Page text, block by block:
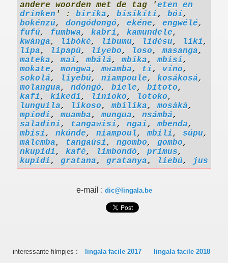
andere woorden met de tag 'eten en
drinken ' : biríka, bisikíti, bóí,
bokénzú, dongódongó, ekéne, engwélé,
fufú, fumbwa, kabri, kamundele,
kwánga, libóké, libumu, lidésu, liki,
lipa, lipapú, liyebo, loso,masanga,
mateka,maí,mbálá,mbika,mbisi,
mokate,mongwa,mwamba, ti, víno,
sokolá, liyebú, niampoule, kosákosá,
molangua, ndóngó, biele, bitoto,
kafi, kikedi, linioko, lotoko,
lunguila, likoso,mbilika,mosáká,
mpíodi,muamba,mungua, nsámbá,
saladini, tangawisi, ngai,mbenda,
mbisi, nkúnde, niampoul,mbili, súpu,
málemba, tangaúsi, ngombo, gombo,
nkupidi, kafé, limbondó, primus,
kupidi, gratana, gratanya, liebú, jus
e-mail : dic@lingala.be
interessante filmpjes : lingala facile 2017 lingala facile 2018